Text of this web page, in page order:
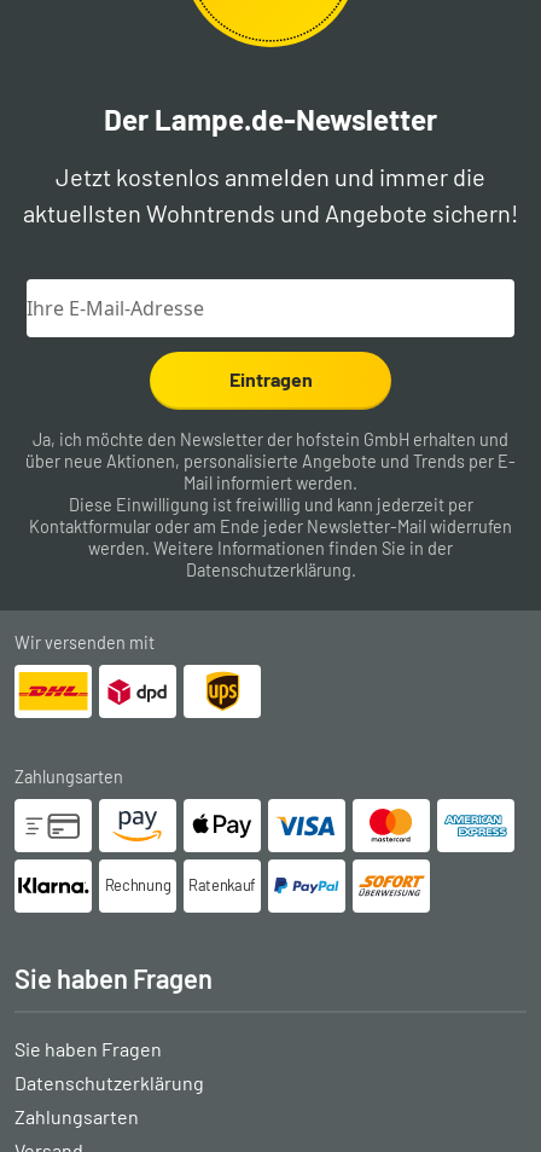
Der Lampe.de-Newsletter
Jetzt kostenlos anmelden und immer die
aktuellsten Wohntrends und Angebote sichern!
Eintragen
Ja, ich möchte den Newsletter der hofstein GmbH erhalten und
über neue Aktionen, personalisierte Angebote und Trends per E-
Mail informiert werden.
Diese Einwilligung ist freiwillig und kann jederzeit per
Kontaktformular oder am Ende jeder Newsletter-Mail widerrufen
werden. Weitere Informationen finden Sie in der
Datenschutzerklärung.
Wir versenden mit
Zahlungsarten
Rechnung Ratenkauf
Sie haben Fragen
Sie haben Fragen
Datenschutzerklärung
Zahlungsarten